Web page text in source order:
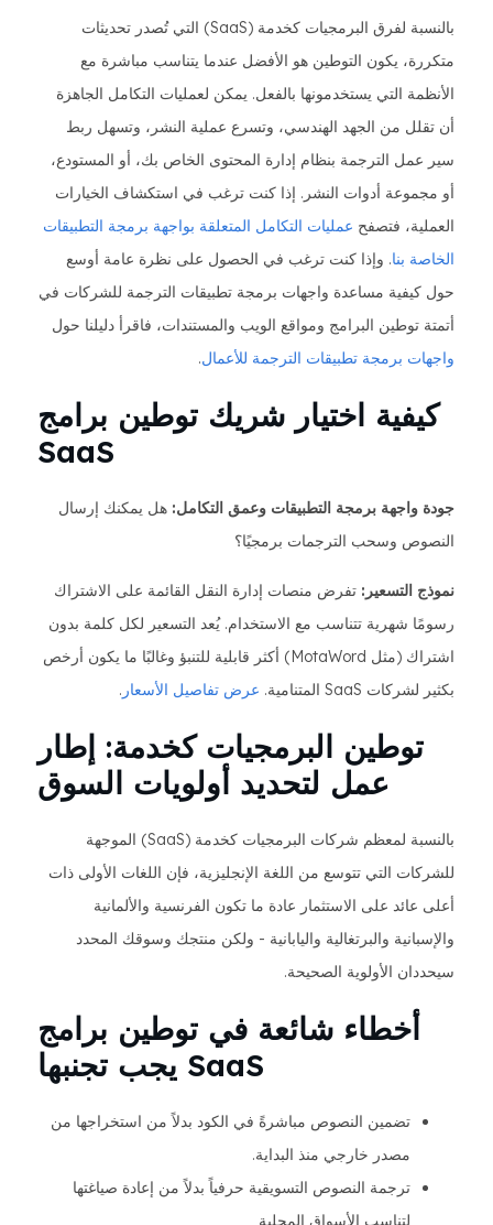
بالنسبة لفرق البرمجيات كخدمة (SaaS) التي تُصدر تحديثات
متكررة، يكون التوطين هو الأفضل عندما يتناسب مباشرة مع
الأنظمة التي يستخدمونها بالفعل. يمكن لعمليات التكامل الجاهزة
أن تقلل من الجهد الهندسي، وتسرع عملية النشر، وتسهل ربط
سير عمل الترجمة بنظام إدارة المحتوى الخاص بك، أو المستودع،
أو مجموعة أدوات النشر. إذا كنت ترغب في استكشاف الخيارات
العملية، فتصفح عمليات التكامل المتعلقة بواجهة برمجة التطبيقات
الخاصة بنا. وإذا كنت ترغب في الحصول على نظرة عامة أوسع
حول كيفية مساعدة واجهات برمجة تطبيقات الترجمة للشركات في
أتمتة توطين البرامج ومواقع الويب والمستندات، فاقرأ دليلنا حول
واجهات برمجة تطبيقات الترجمة للأعمال.
كيفية اختيار شريك توطين برامج
SaaS
جودة واجهة برمجة التطبيقات وعمق التكامل: هل يمكنك إرسال
النصوص وسحب الترجمات برمجيًا؟
نموذج التسعير: تفرض منصات إدارة النقل القائمة على الاشتراك
رسومًا شهرية تتناسب مع الاستخدام. يُعد التسعير لكل كلمة بدون
اشتراك (مثل MotaWord) أكثر قابلية للتنبؤ وغالبًا ما يكون أرخص
بكثير لشركات SaaS المتنامية.
عرض تفاصيل الأسعار .
توطين البرمجيات كخدمة: إطار
عمل لتحديد أولويات السوق
بالنسبة لمعظم شركات البرمجيات كخدمة (SaaS) الموجهة
للشركات التي تتوسع من اللغة الإنجليزية، فإن اللغات الأولى ذات
أعلى عائد على الاستثمار عادة ما تكون الفرنسية والألمانية
والإسبانية والبرتغالية واليابانية - ولكن منتجك وسوقك المحدد
سيحددان الأولوية الصحيحة.
أخطاء شائعة في توطين برامج
SaaS يجب تجنبها
تضمين النصوص مباشرةً في الكود بدلاً من استخراجها من
مصدر خارجي منذ البداية.
ترجمة النصوص التسويقية حرفياً بدلاً من إعادة صياغتها
لتناسب الأسواق المحلية